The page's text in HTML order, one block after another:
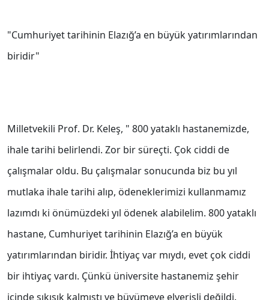
"Cumhuriyet tarihinin Elazığ’a en büyük yatırımlarından
biridir"
Milletvekili Prof. Dr. Keleş, " 800 yataklı hastanemizde,
ihale tarihi belirlendi. Zor bir süreçti. Çok ciddi de
çalışmalar oldu. Bu çalışmalar sonucunda biz bu yıl
mutlaka ihale tarihi alıp, ödeneklerimizi kullanmamız
lazımdı ki önümüzdeki yıl ödenek alabilelim. 800 yataklı
hastane, Cumhuriyet tarihinin Elazığ’a en büyük
yatırımlarından biridir. İhtiyaç var mıydı, evet çok ciddi
bir ihtiyaç vardı. Çünkü üniversite hastanemiz şehir
içinde sıkışık kalmıştı ve büyümeye elverişli değildi.